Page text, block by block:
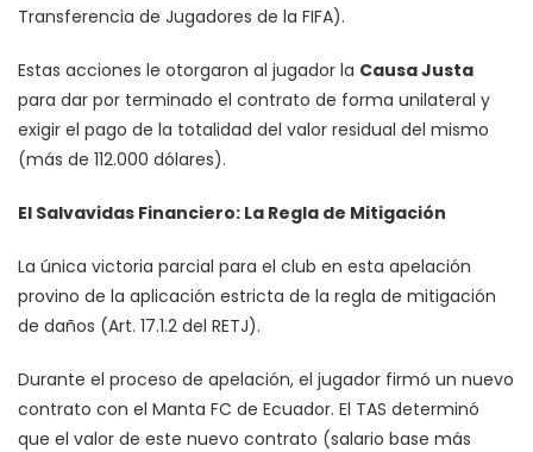
Transferencia de Jugadores de la FIFA).
Estas acciones le otorgaron al jugador la Causa Justa
para dar por terminado el contrato de forma unilateral y
exigir el pago de la totalidad del valor residual del mismo
(más de 112.000 dólares).
El Salvavidas Financiero: La Regla de Mitigación
La única victoria parcial para el club en esta apelación
provino de la aplicación estricta de la regla de mitigación
de daños (Art. 17.1.2 del RETJ).
Durante el proceso de apelación, el jugador firmó un nuevo
contrato con el Manta FC de Ecuador. El TAS determinó
que el valor de este nuevo contrato (salario base más